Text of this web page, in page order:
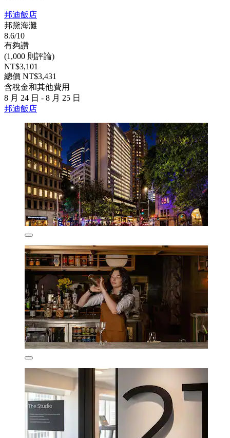
邦迪飯店
邦黛海灘
8.6/10
有夠讚
(1,000 則評論)
NT$3,101
總價 NT$3,431
含稅金和其他費用
8 月 24 日 - 8 月 25 日
邦迪飯店